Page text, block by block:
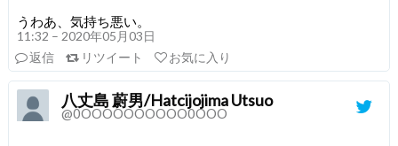
うわあ、気持ち悪い。
11:32 – 2020年05月03日
返信
リツイート お気に入り
八丈島 蔚男/Hatcijojima Utsuo
@0OOOOOOOOOO0OOO